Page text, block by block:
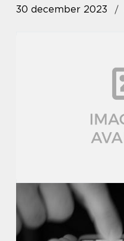
30 december 2023